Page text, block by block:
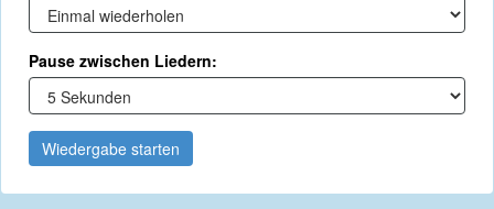
Pause zwischen Liedern:
Wiedergabe starten